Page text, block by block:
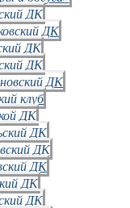
ДК
ДК
ДК
ДК
ДК
клуб
ДК
ДК
ДК
ДК
ДК
ДК